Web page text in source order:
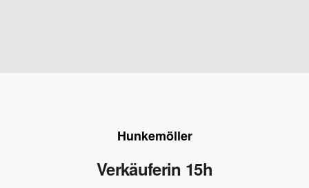
Hunkemöller
Verkäuferin 15h